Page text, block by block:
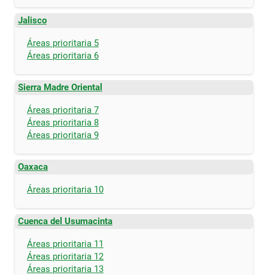
Jalisco
Áreas prioritaria 5
Áreas prioritaria 6
Sierra Madre Oriental
Áreas prioritaria 7
Áreas prioritaria 8
Áreas prioritaria 9
Oaxaca
Áreas prioritaria 10
Cuenca del Usumacinta
Áreas prioritaria 11
Áreas prioritaria 12
Áreas prioritaria 13